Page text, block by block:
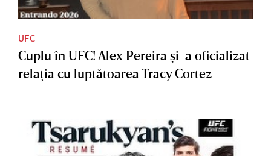
UFC
Cuplu în UFC! Alex Pereira şi-a oficializat
relaţia cu luptătoarea Tracy Cortez